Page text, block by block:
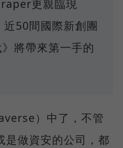
更親臨現
50間國際新創團
將帶來第一手的
）中了，不管
做資安的公司，都